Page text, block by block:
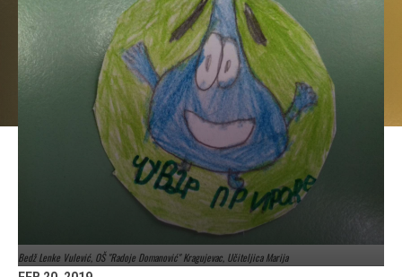
Bedž Lenke Vulević, OŠ "Radoje Domanović" Kragujevac, Učiteljica Marija